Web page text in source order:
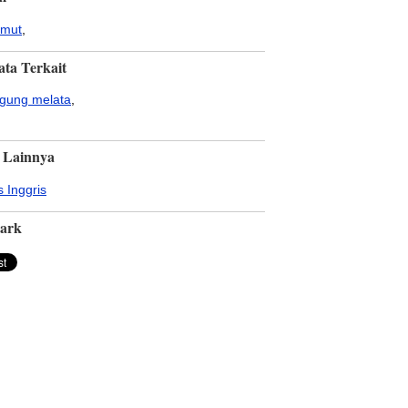
Terkait
melata
Inggris